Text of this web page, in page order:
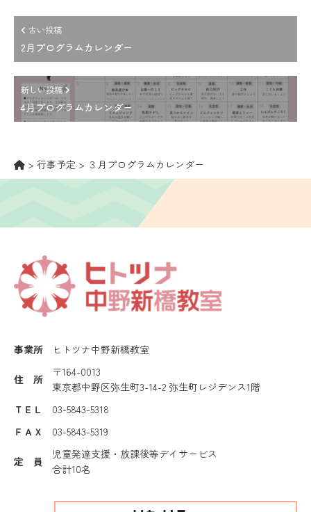
古い投稿
2月プログラムカレンダー
新しい投稿
4月プログラムカレンダー
> 行事予定 > ３月プログラムカレンダー
事業所 ヒトツナ中野新橋教室
住 所
〒164-0013
東京都中野区弥生町3-14-2 弥生町レジデンス1階
ＴＥＬ
03-5843-5318
ＦＡＸ
03-5843-5319
定 員
児童発達支援・放課後等デイサービス
合計10名